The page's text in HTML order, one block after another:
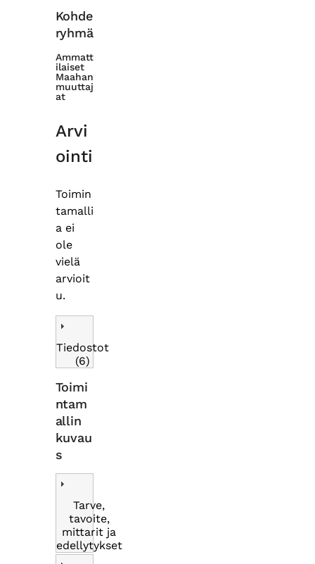
Kohde
ryhmä
Ammatt
ilaiset
Maahan
muuttaj
at
Arvi
ointi
Toimin
tamalli
a ei
ole
vielä
arvioit
u.
Tiedostot
(6)
Toimi
ntam
allin
kuvau
s
Tarve,
tavoite,
mittarit ja
edellytykset